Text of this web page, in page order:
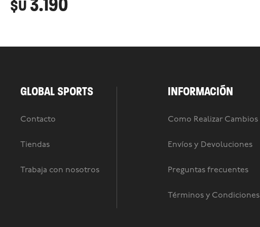
$U
GLOBAL SPORTS
Contacto
Tiendas
Trabaja con nosotros
INFORMACIÓN
Como Realizar Cambios
Envíos y Devoluciones
Preguntas frecuentes
Términos y Condiciones